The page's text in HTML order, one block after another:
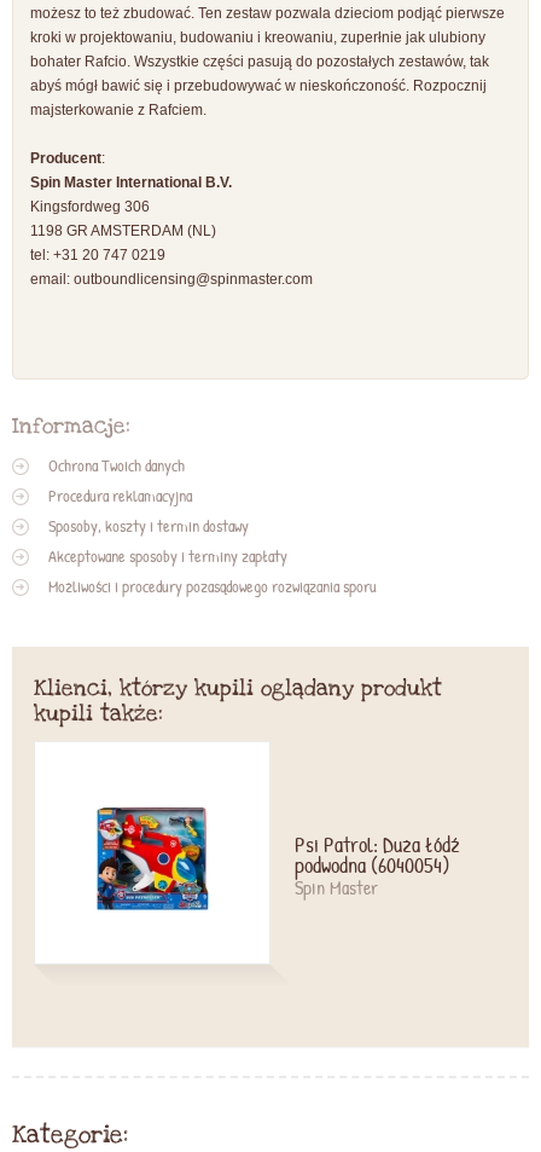
możesz to też zbudować. Ten zestaw pozwala dzieciom podjąć pierwsze
kroki w projektowaniu, budowaniu i kreowaniu, zuperłnie jak ulubiony
bohater Rafcio. Wszystkie części pasują do pozostałych zestawów, tak
abyś mógł bawić się i przebudowywać w nieskończoność. Rozpocznij
majsterkowanie z Rafciem.
Producent:
Spin Master International B.V.
Kingsfordweg 306
1198 GR AMSTERDAM (NL)
tel: +31 20 747 0219
email: outboundlicensing@spinmaster.com
Informacje:
Ochrona Twoich danych
Procedura reklamacyjna
Sposoby, koszty i termin dostawy
Akceptowane sposoby i terminy zapłaty
Możliwości i procedury pozasądowego rozwiązania sporu
Klienci, którzy kupili oglądany produkt
kupili także:
Psi Patrol: Duża łódź
podwodna (6040054)
Spin Master
Kategorie: